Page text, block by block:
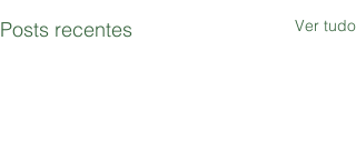
Posts recentes Ver tudo